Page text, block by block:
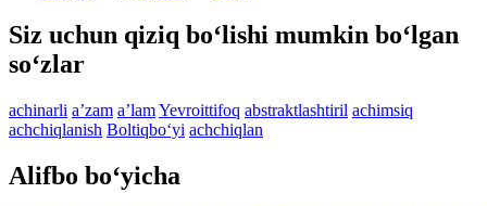
Siz uchun qiziq bo‘lishi mumkin bo‘lgan
so‘zlar
achinarli aʼzam aʼlamYevroittifoq abstraktlashtiril achimsiq
achchiqlanish Boltiqbo‘yi achchiqlan
Alifbo bo‘yicha